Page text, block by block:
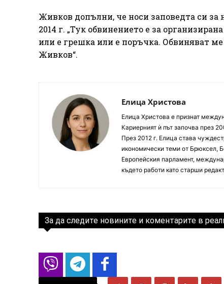
Живков допълни, че носи заповедта си за
2014 г. „Тук обвинението е за
или е грешка или е поръчка. Обвиняват
Живков“.
Елица Христова
Елица Христова е признат
Кариерният ѝ път започва през
През 2012 г. Елица става
икономически теми от Брюксел,
Европейския парламент,
където работи като старши
За да следите новините и коментарите в